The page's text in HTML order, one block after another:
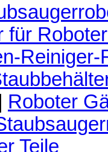
für
Reiniger-
Roboter
Teile